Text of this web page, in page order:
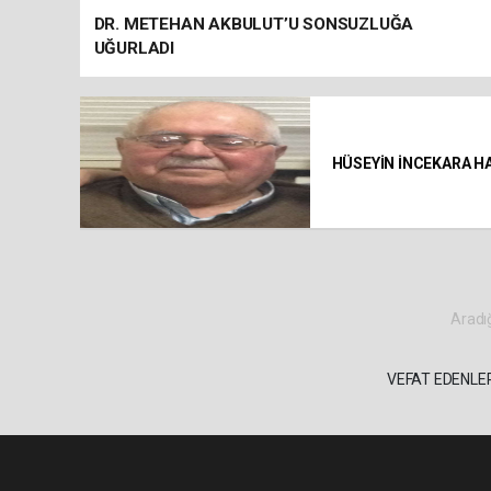
DR. METEHAN AKBULUT’U SONSUZLUĞA
UĞURLADI
HÜSEYİN İNCEKARA
VEFAT